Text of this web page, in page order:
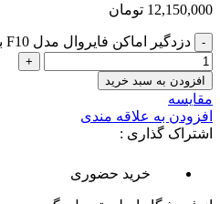
12,150,000 تومان
دزدگیر اماکن فایروال مدل F10 با تلفن کننده سیم کارتی عدد
افزودن به سبد خرید
مقایسه
افزودن به علاقه مندی
اشتراک گذاری :
خرید حضوری